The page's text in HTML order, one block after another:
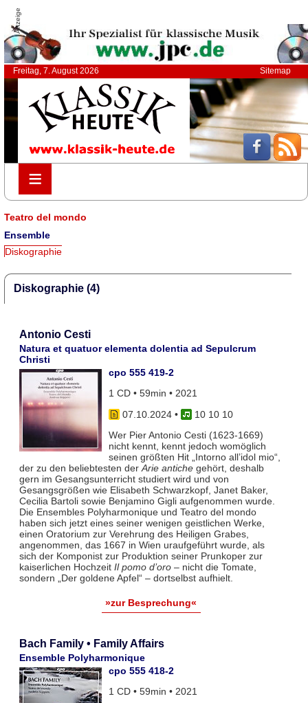
Anzeige
Freitag, 7. August 2026 Sitemap
≡
≡
Teatro del mondo
Ensemble
Diskographie
Diskographie (4)
Antonio Cesti
Natura et quatuor elementa dolentia ad Sepulcrum
Christi
cpo 555 419-2
1 CD • 59min • 2021
07.10.2024•
10 10 10
Wer Pier Antonio Cesti (1623-1669)
nicht kennt, kennt jedoch womöglich
seinen größten Hit „Intorno all’idol mio“,
der zu den beliebtesten der Arie antichegehört, deshalb
gern im Gesangsunterricht studiert wird und von
Gesangsgrößen wie Elisabeth Schwarzkopf, Janet Baker,
Cecilia Bartoli sowie Benjamino Gigli aufgenommen wurde.
Die Ensembles Polyharmonique und Teatro del mondo
haben sich jetzt eines seiner wenigen geistlichen Werke,
einen Oratorium zur Verehrung des Heiligen Grabes,
angenommen, das 1667 in Wien uraufgeführt wurde, als
sich der Komponist zur Produktion seiner Prunkoper zur
kaiserlichen Hochzeit Il pomo d’oro– nicht die Tomate,
sondern „Der goldene Apfel“ – dortselbst aufhielt.
»zur Besprechung«
Bach Family • Family Affairs
Ensemble Polyharmonique
cpo 555 418-2
1 CD • 59min • 2021